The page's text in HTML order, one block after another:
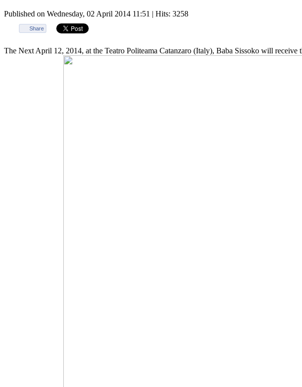
Published on Wednesday, 02 April 2014 11:51 | Hits: 3258
Share
The Next April 12, 2014, at the Teatro Politeama Catanzaro (Italy), Baba Sissoko will